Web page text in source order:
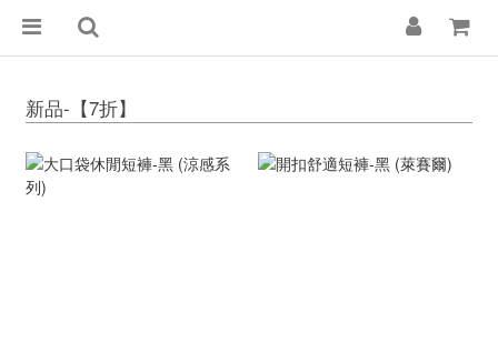
新品-【7折】